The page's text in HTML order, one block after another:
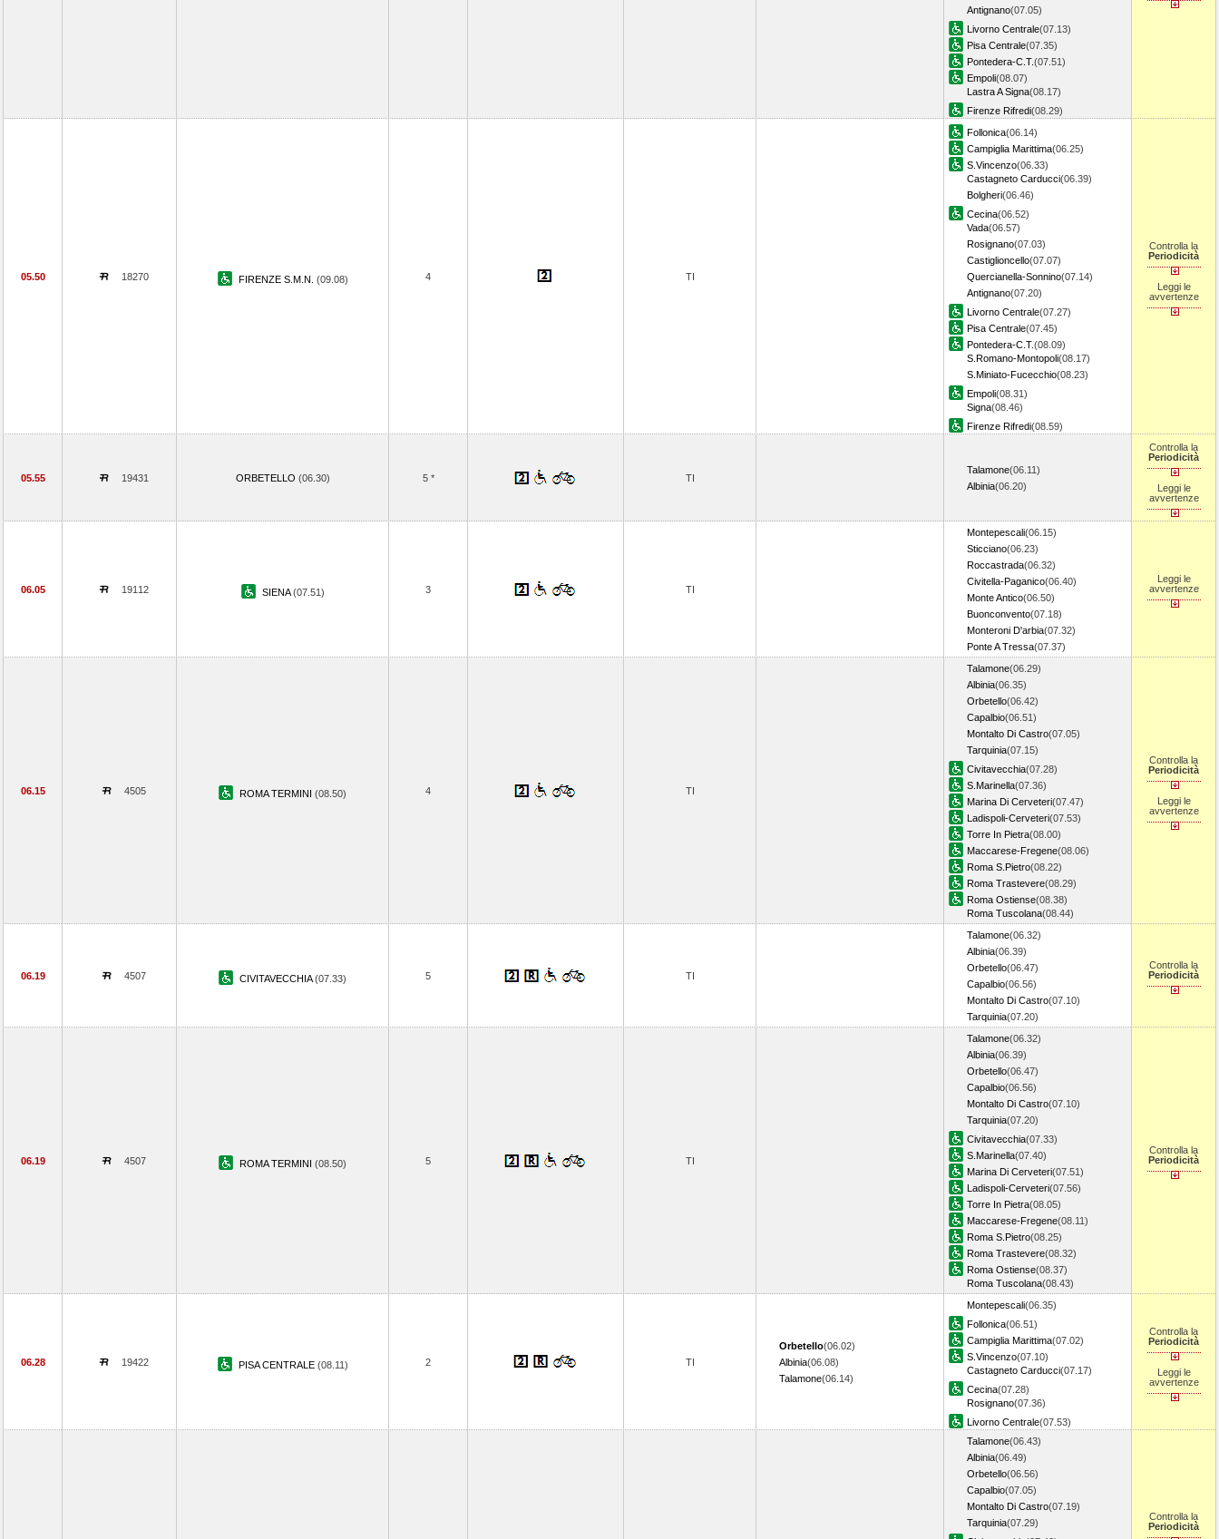
Antignano(07.05)
Livorno Centrale(07.13)
Pisa Centrale(07.35)
Pontedera-C.T.(07.51)
Empoli(08.07)
Lastra A Signa(08.17)
Firenze Rifredi(08.29)
05.50 18270 FIRENZE S.M.N. (09.08) 4 TI
Follonica(06.14)
Campiglia Marittima(06.25)
S.Vincenzo(06.33)
Castagneto Carducci(06.39)
Bolgheri(06.46)
Cecina(06.52)
Vada(06.57)
Rosignano(07.03)
Castiglioncello(07.07)
Quercianella-Sonnino(07.14)
Antignano(07.20)
Livorno Centrale(07.27)
Pisa Centrale(07.45)
Pontedera-C.T.(08.09)
S.Romano-Montopoli(08.17)
S.Miniato-Fucecchio(08.23)
Empoli(08.31)
Signa(08.46)
Firenze Rifredi(08.59)
Controlla la
Periodicità
Leggi le
avvertenze
05.55 19431 ORBETELLO (06.30) 5 * TI
Talamone(06.11)
Albinia(06.20)
Controlla la
Periodicità
Leggi le
avvertenze
06.05 19112 SIENA(07.51) 3 TI
Montepescali(06.15)
Sticciano(06.23)
Roccastrada(06.32)
Civitella-Paganico(06.40)
Monte Antico(06.50)
Buonconvento(07.18)
Monteroni D'arbia(07.32)
Ponte A Tressa(07.37)
Leggi le
avvertenze
06.15 4505 ROMA TERMINI (08.50) 4 TI
Talamone(06.29)
Albinia(06.35)
Orbetello(06.42)
Capalbio(06.51)
Montalto Di Castro(07.05)
Tarquinia(07.15)
Civitavecchia(07.28)
S.Marinella(07.36)
Marina Di Cerveteri(07.47)
Ladispoli-Cerveteri(07.53)
Torre In Pietra(08.00)
Maccarese-Fregene(08.06)
Roma S.Pietro(08.22)
Roma Trastevere(08.29)
Roma Ostiense(08.38)
Roma Tuscolana(08.44)
Controlla la
Periodicità
Leggi le
avvertenze
06.19 4507 CIVITAVECCHIA(07.33) 5 TI
Talamone(06.32)
Albinia(06.39)
Orbetello(06.47)
Capalbio(06.56)
Montalto Di Castro(07.10)
Tarquinia(07.20)
Controlla la
Periodicità
06.19 4507 ROMA TERMINI (08.50) 5 TI
Talamone(06.32)
Albinia(06.39)
Orbetello(06.47)
Capalbio(06.56)
Montalto Di Castro(07.10)
Tarquinia(07.20)
Civitavecchia(07.33)
S.Marinella(07.40)
Marina Di Cerveteri(07.51)
Ladispoli-Cerveteri(07.56)
Torre In Pietra(08.05)
Maccarese-Fregene(08.11)
Roma S.Pietro(08.25)
Roma Trastevere(08.32)
Roma Ostiense(08.37)
Roma Tuscolana(08.43)
Controlla la
Periodicità
06.28 19422 PISA CENTRALE (08.11) 2 TI
Orbetello(06.02)
Albinia(06.08)
Talamone(06.14)
Montepescali(06.35)
Follonica(06.51)
Campiglia Marittima(07.02)
S.Vincenzo(07.10)
Castagneto Carducci(07.17)
Cecina(07.28)
Rosignano(07.36)
Livorno Centrale(07.53)
Controlla la
Periodicità
Leggi le
avvertenze
Talamone(06.43)
Albinia(06.49)
Orbetello(06.56)
Capalbio(07.05)
Montalto Di Castro(07.19)
Tarquinia(07.29)
Controlla la
Periodicità